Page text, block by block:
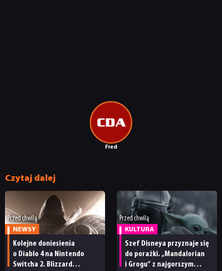
Fred
Czytaj dalej
Przed chwilą
NEWSY
Kolejne doniesienia
o Diablo 4 na Nintendo
Switcha 2. Blizzard
Przed chwilą
KULTURA
Szef Disneya przyznaje się
do porażki. „Mandalorian
i Grogu” z najgorszym